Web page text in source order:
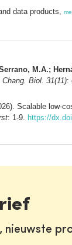
data products,
M.A.;
Chang. Biol. 31(11):
Scalable low-
: 1-9. https://